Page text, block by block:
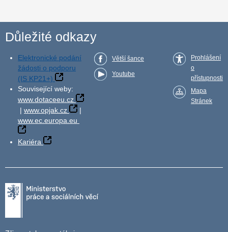
Důležité odkazy
Elektronické podání
žádosti o podporu
(IS KP21+)
Související weby:
www.dotaceeu.cz
| www.opjak.cz
|
www.ec.europa.eu
Kariéra
Větší šance
Youtube
Prohlášení
o
přístupnosti
Mapa
Stránek